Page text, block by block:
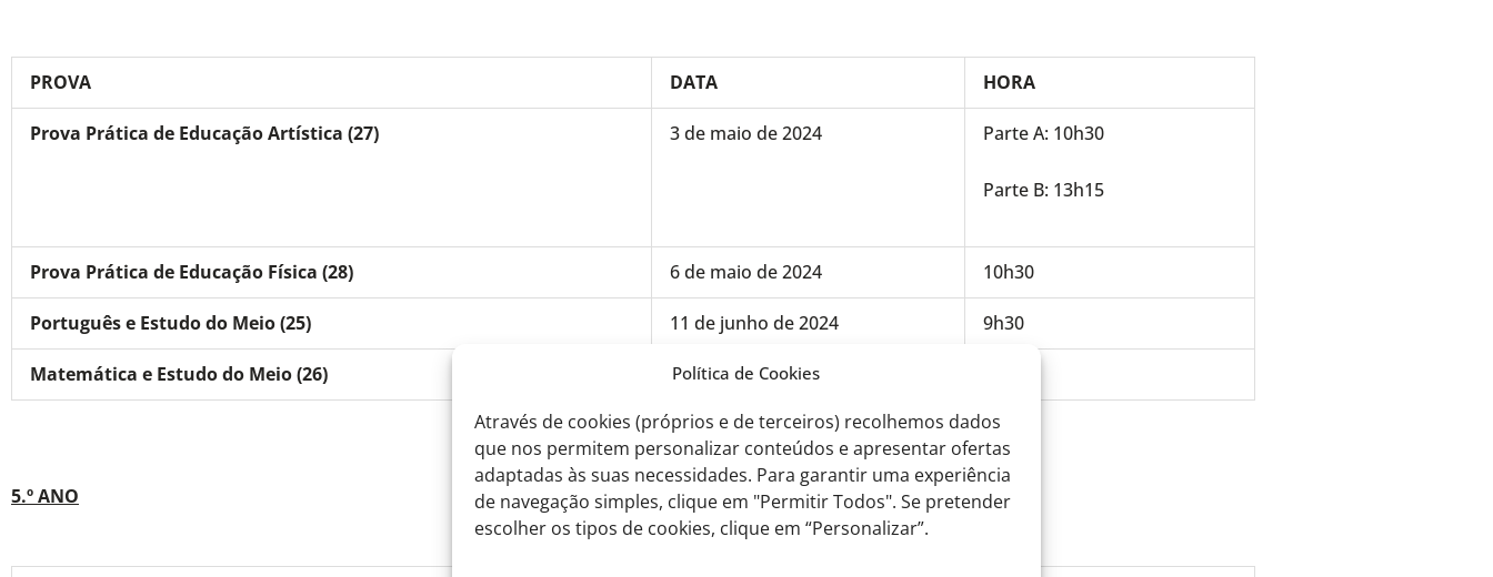
Política de Cookies
Através de cookies (próprios e de terceiros) recolhemos dados
que nos permitem personalizar conteúdos e apresentar ofertas
adaptadas às suas necessidades. Para garantir uma experiência
de navegação simples, clique em "Permitir Todos". Se pretender
escolher os tipos de cookies, clique em “Personalizar”.
PROVA DATA HORA
Prova Prática de Educação Artística (27) 3 de maio de 2024 Parte A: 10h30
Parte B: 13h15
Prova Prática de Educação Física (28) 6 de maio de 2024 10h30
Português e Estudo do Meio (25) 11 de junho de 2024 9h30
Matemática e Estudo do Meio (26) 18 de junho de 2024
5.º ANO